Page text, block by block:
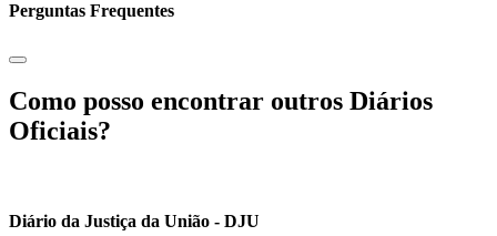
Perguntas Frequentes
Como posso encontrar outros Diários
Oficiais?
Diário da Justiça da União - DJU